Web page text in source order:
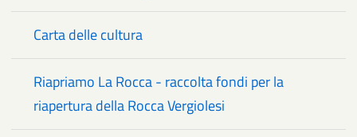
Carta delle cultura
Riapriamo La Rocca - raccolta fondi per la
riapertura della Rocca Vergiolesi